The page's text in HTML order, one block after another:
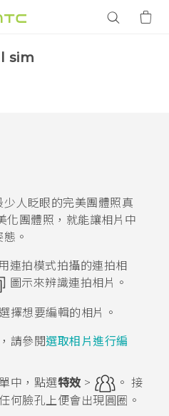
sim‎
人眨眼的完美團體照真
化團體照，就能讓相片中
。
連拍模式拍攝的連拍相
圖示來辨識連拍相片。
擇想要編輯的相片。
請參閱選取相片進行編
中，點選特效 > 。 接
何臉孔上便會出現圓圈。